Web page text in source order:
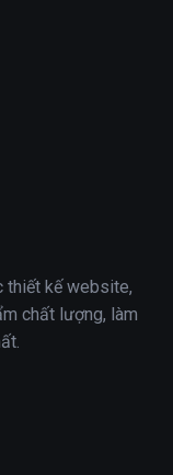
thiết kế website,
chất lượng, làm